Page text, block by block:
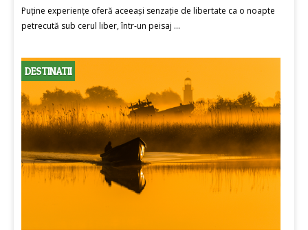
Puține experiențe oferă aceeași senzație de libertate ca o noapte
petrecută sub cerul liber, într-un peisaj ...
DESTINATII